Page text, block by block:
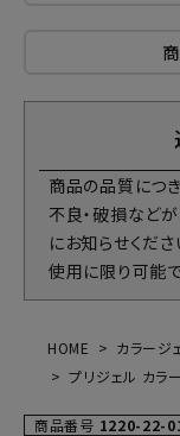
商品の品質につ
不良・破損など
にお知らせくださ
使用に限り可能で
HOME カラージ
プリジェル カラ
商品番号 1220-22-